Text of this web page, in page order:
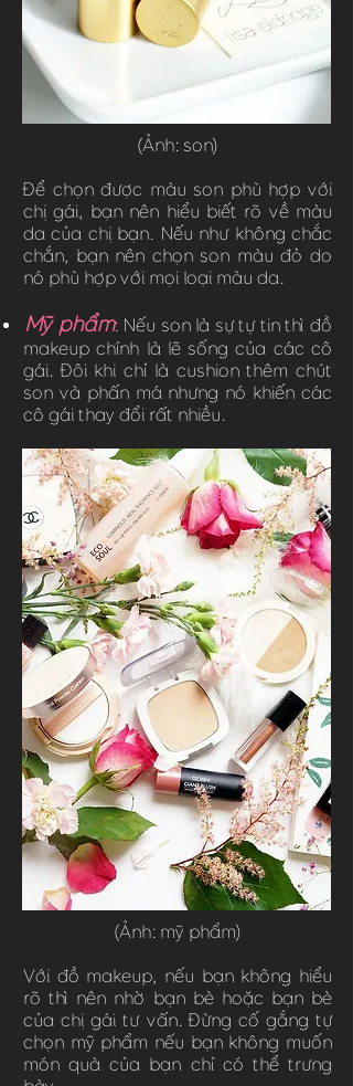
(Ảnh: son)
Để chọn được màu son phù hợp với
chị gái, bạn nên hiểu biết rõ về màu
da của chị bạn. Nếu như không chắc
chắn, bạn nên chọn son màu đỏ do
nó phù hợp với mọi loại màu da.
Mỹ phẩm: Nếu son là sự tự tin thì đồ
makeup chính là lẽ sống của các cô
gái. Đôi khi chỉ là cushion thêm chút
son và phấn má nhưng nó khiến các
cô gái thay đổi rất nhiều.
(Ảnh: mỹ phẩm)
Với đồ makeup, nếu bạn không hiểu
rõ thì nên nhờ bạn bè hoặc bạn bè
của chị gái tư vấn. Đừng cố gắng tự
chọn mỹ phẩm nếu bạn không muốn
món quà của bạn chỉ có thể trưng